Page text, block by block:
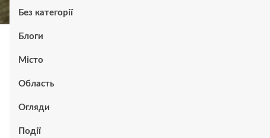
Без категорії
Блоги
Місто
Область
Огляди
Події